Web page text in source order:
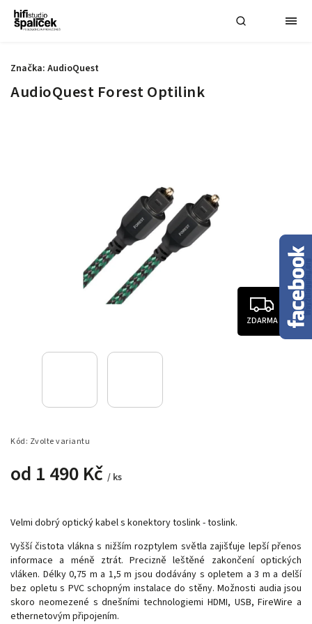
AudioQuest Forest Optilink
ZDARMA
Kód: Zvolte variantu
od 1 490 Kč / ks
Velmi dobrý optický kabel s konektory toslink - toslink.
Vyšší čistota vlákna s nižším rozptylem světla zajišťuje lepší přenos
informace a méně ztrát. Precizně leštěné zakončení optických
vláken. Délky 0,75 m a 1,5 m jsou dodávány s opletem a 3 m a delší
bez opletu s PVC schopným instalace do stěny. Možnosti audia jsou
skoro neomezené s dnešními technologiemi HDMI, USB, FireWire a
ethernetovým připojením.
Značka: AudioQuest